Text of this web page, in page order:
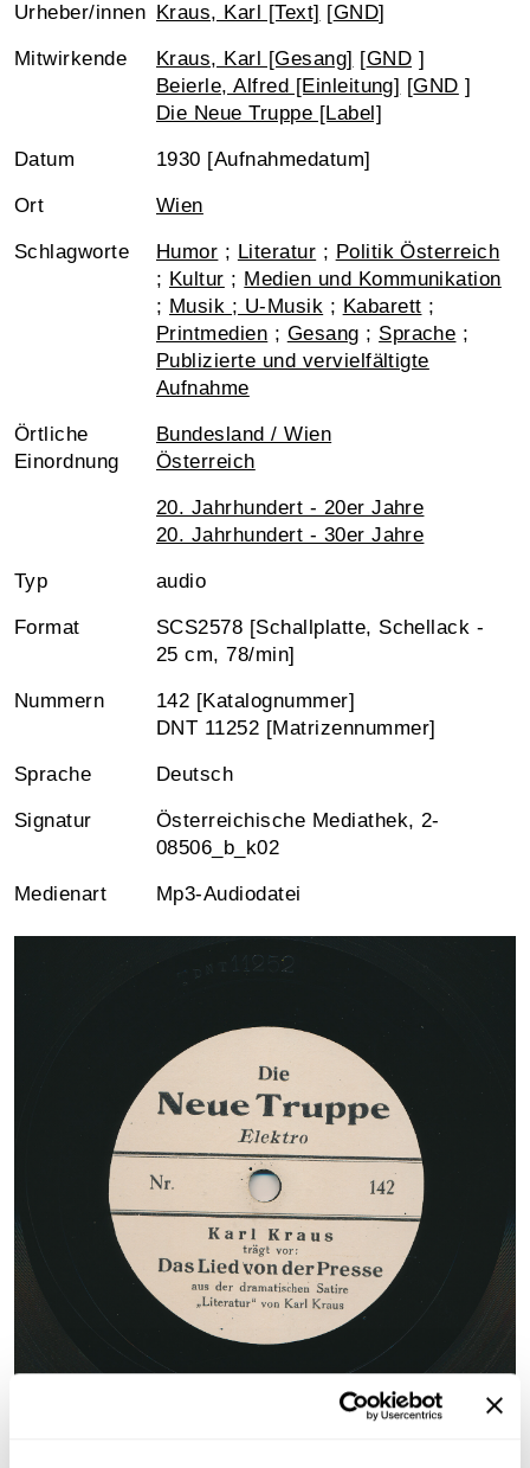
Urheber/innen Kraus, Karl [Text] [GND]
Mitwirkende Kraus, Karl [Gesang] [GND ]
Beierle, Alfred [Einleitung] [GND ]
Die Neue Truppe [Label]
Datum 1930 [Aufnahmedatum]
Ort Wien
Schlagworte Humor ; Literatur ; Politik Österreich
; Kultur ; Medien und Kommunikation
; Musik ; U-Musik ; Kabarett ;
Printmedien ; Gesang ; Sprache ;
Publizierte und vervielfältigte
Aufnahme
Örtliche
Einordnung
Bundesland / Wien
Österreich
20. Jahrhundert - 20er Jahre
20. Jahrhundert - 30er Jahre
Typ audio
Format
SCS2578 [Schallplatte, Schellack -
25 cm, 78/min]
Nummern
142 [Katalognummer]
DNT 11252 [Matrizennummer]
Sprache Deutsch
Signatur
Österreichische Mediathek, 2-
08506_b_k02
Medienart Mp3-Audiodatei